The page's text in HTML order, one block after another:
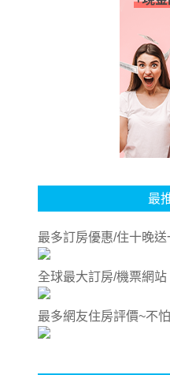
最
最多訂房優惠/住十晚送
全球最大訂房/機票網站
最多網友住房評價~不